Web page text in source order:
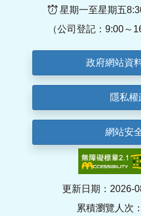
星期一至星期五
（公司登記：9:00～
政府網站資
隱私權
網站安
更新日期：2026-
累積瀏覽人次